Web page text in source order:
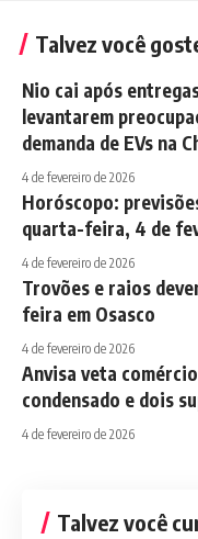
Talvez você
Nio cai após
levantarem
demanda de EVs na
4 de fevereiro de 2026
Horóscopo:
quarta-feira, 4 de
4 de fevereiro de 2026
Trovões e raios
feira em Osasco
4 de fevereiro de 2026
Anvisa veta
condensado e dois
4 de fevereiro de 2026
Talvez você